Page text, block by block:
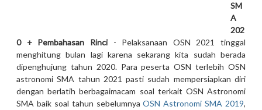
SM
A
202
0 + Pembahasan Rinci- Pelaksanaan OSN 2021 tinggal
menghitung bulan lagi karena sekarang kita sudah berada
dipenghujung tahun 2020. Para peserta OSN terlebih OSN
astronomi SMA tahun 2021 pasti sudah mempersiapkan diri
dengan berlatih berbagaimacam soal terkait OSN Astronomi
SMA baik soal tahun sebelumnyaOSN Astronomi SMA 2019,